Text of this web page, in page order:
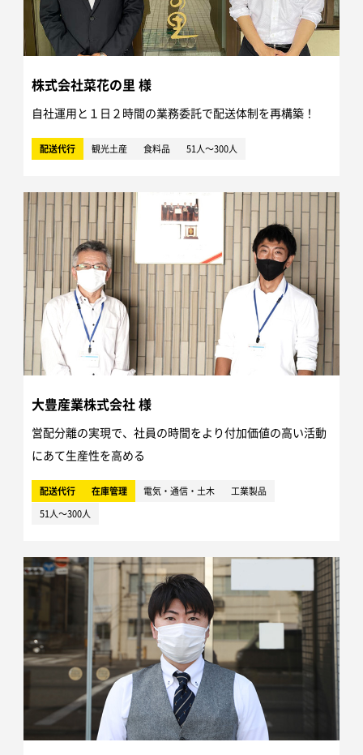
株式会社菜花の里 様
自社運用と１日２時間の業務委託で配送体制を再構築！
配送代行 観光土産 食料品 51人～300人
大豊産業株式会社 様
営配分離の実現で、社員の時間をより付加価値の高い活動
にあて生産性を高める
配送代行 在庫管理 電気・通信・土木
工業製品
51人～300人